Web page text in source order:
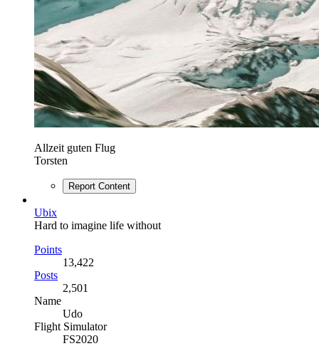
Allzeit guten Flug
Torsten
Report Content
Ubix
Hard to imagine life without
Points
13,422
Posts
2,501
Name
Udo
Flight Simulator
FS2020